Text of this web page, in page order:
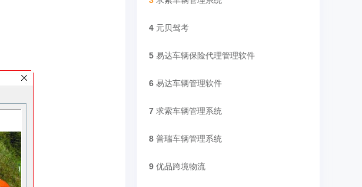
4 元贝驾考
5 易达车辆保险代理管理软件
6 易达车辆管理软件
7 求索车辆管理系统
8 普瑞车辆管理系统
9 优品跨境物流